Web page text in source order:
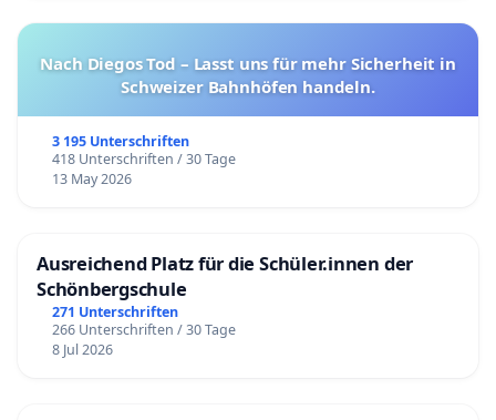
Nach Diegos Tod – Lasst uns für mehr Sicherheit in
Schweizer Bahnhöfen handeln.
3 195 Unterschriften
418 Unterschriften / 30 Tage
13 May 2026
Ausreichend Platz für die Schüler.innen der
Schönbergschule
271 Unterschriften
266 Unterschriften / 30 Tage
8 Jul 2026